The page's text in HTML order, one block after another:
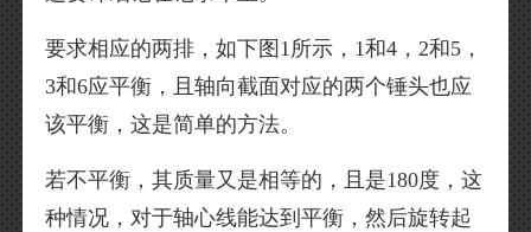
要求相应的两排，如下图1所示，1和4，2和5，
3和6应平衡，且轴向截面对应的两个锤头也应
该平衡，这是简单的方法。
若不平衡，其质量又是相等的，且是180度，这
种情况，对于轴心线能达到平衡，然后旋转起